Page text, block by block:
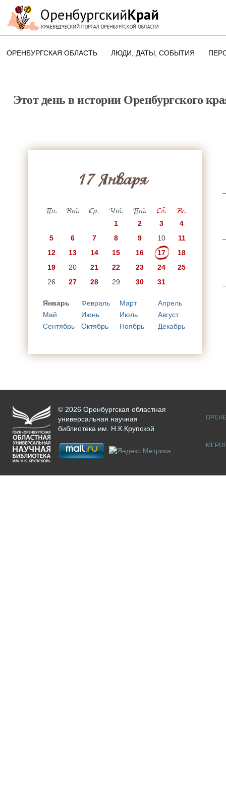
ОРЕНБУРГСКАЯ ОБЛАСТЬ ЛЮДИ, ДАТЫ, CОБЫТИЯ
ПАМЯТНЫЕ ДАТЫ
Этот день в истории Оренбургского
17 Января
Пн. Вт. Ср. Чт. Пт. Сб. Вс.
1 2 3
4
5
6 7 8 9 10
11
12
13 14 15 16 17
18
19
20 21 22 23 24
25
26
27 28 29 30 31
Январь Февраль Март
Апрель
Май
Июнь Июль
Август
Сентябрь
Октябрь Ноябрь Декабрь
© 2026 Оренбургская областная
универсальная научная
библиотека им. Н.К.Крупской